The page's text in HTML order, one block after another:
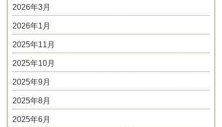
2026年3月
2026年1月
2025年11月
2025年10月
2025年9月
2025年8月
2025年6月